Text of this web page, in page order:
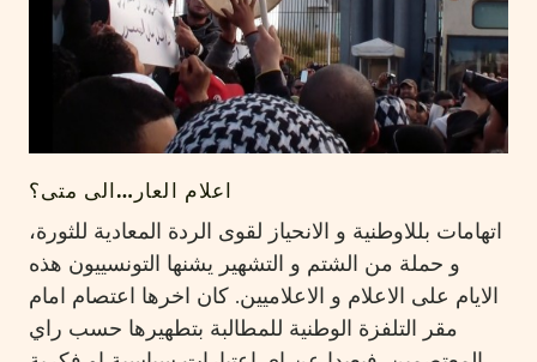
اعلام العار…الى متى؟
اتهامات بللاوطنية و الانحياز لقوى الردة المعادية للثورة،
و حملة من الشتم و التشهير يشنها التونسييون هذه
الايام على الاعلام و الاعلاميين. كان اخرها اعتصام امام
مقر التلفزة الوطنية للمطالبة بتطهيرها حسب راي